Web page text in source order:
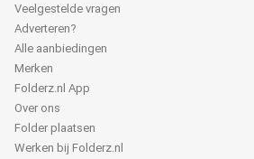
Veelgestelde vragen
Adverteren?
Alle aanbiedingen
Merken
Folderz.nl App
Over ons
Folder plaatsen
Werken bij Folderz.nl